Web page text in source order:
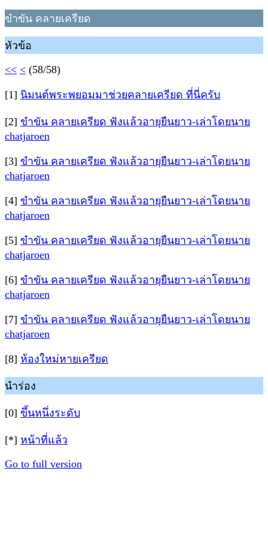
ขำขัน คลายเครียด
หัวข้อ
<< < (58/58)
[1] นิมนต์พระพยอมมาช่วยคลายเครียด ที่นี่ครับ
[2] ขำขัน คลายเครียด ฟังแล้วอายุยืนยาว-เล่าโดยนาย
chatjaroen
[3] ขำขัน คลายเครียด ฟังแล้วอายุยืนยาว-เล่าโดยนาย
chatjaroen
[4] ขำขัน คลายเครียด ฟังแล้วอายุยืนยาว-เล่าโดยนาย
chatjaroen
[5] ขำขัน คลายเครียด ฟังแล้วอายุยืนยาว-เล่าโดยนาย
chatjaroen
[6] ขำขัน คลายเครียด ฟังแล้วอายุยืนยาว-เล่าโดยนาย
chatjaroen
[7] ขำขัน คลายเครียด ฟังแล้วอายุยืนยาว-เล่าโดยนาย
chatjaroen
[8] ห้องใหม่หายเครียด
นำร่อง
[0] ขึ้นหนึ่งระดับ
[*] หน้าที่แล้ว
Go to full version